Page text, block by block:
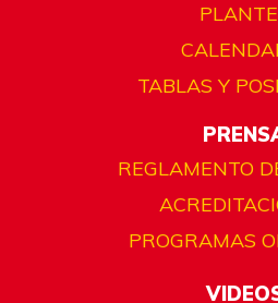
TABLAS Y
REGLAMENTO
PROGRAMAS